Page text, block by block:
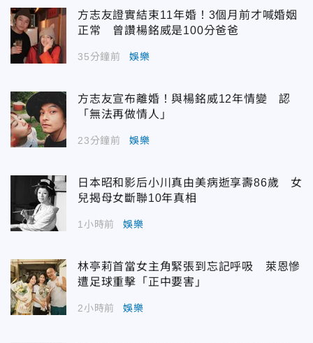
方志友證實結束11年婚！3個月前才喊婚姻
正常 曾讚楊銘威是100分爸爸
35分鐘前 娛樂
方志友宣布離婚！與楊銘威12年情變 認
「無法再做情人」
23分鐘前 娛樂
日本昭和影后小川真由美病逝享壽86歲 女
兒揭母女斷聯10年真相
1小時前 娛樂
林亭莉首當女主角緊張到忘記呼吸 萊恩慘
遭足球重擊「正中要害」
2小時前 娛樂